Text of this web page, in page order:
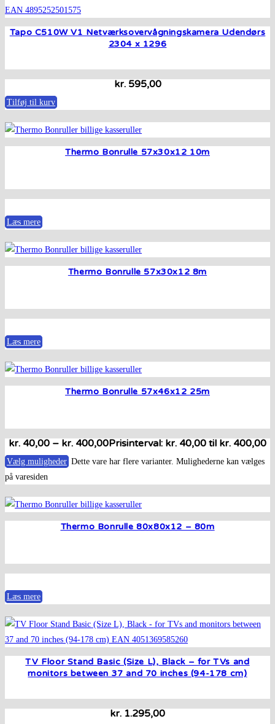
Tapo C510W V1 Netværksovervågningskamera Udendørs
2304 x 1296
kr.595,00
Tilføj til kurv
Thermo Bonrulle 57x30x12 10m
Læs mere
Thermo Bonrulle 57x30x12 8m
Læs mere
Thermo Bonrulle 57x46x12 25m
kr. 40,00 – kr. 400,00Prisinterval: kr. 40,00 til kr. 400,00
Vælg muligheder Dette vare har flere varianter. Mulighederne kan vælges
på varesiden
Thermo Bonrulle 80x80x12 – 80m
Læs mere
TV Floor Stand Basic (Size L), Black – for TVs and
monitors between 37 and 70 inches (94-178 cm)
kr. 1.295,00